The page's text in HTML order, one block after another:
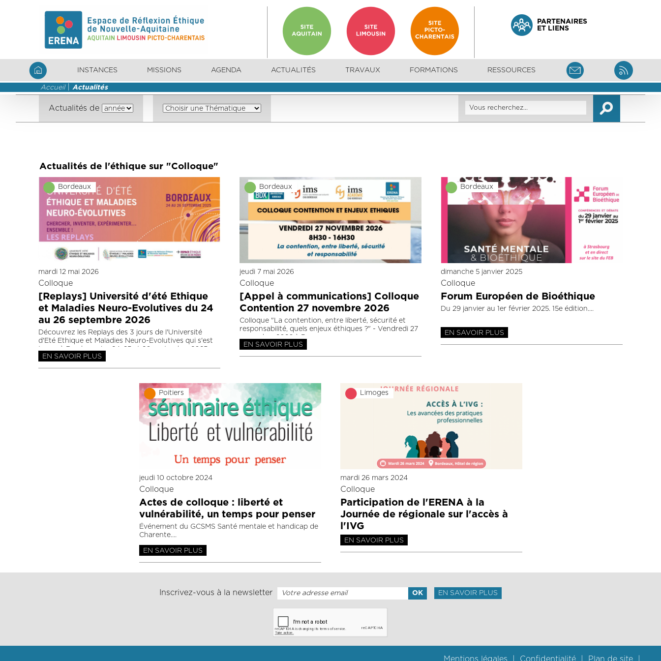
PARTENAIRES
ET LIENS
INSTANCES MISSIONS AGENDA ACTUALITÉS TRAVAUX FORMATIONS RESSOURCES
Accueil Actualités
Actualités de
Actualités de l'éthique sur "Colloque"
Bordeaux
mardi 12 mai 2026
Colloque
[Replays] Université d'été Ethique
et Maladies Neuro-Evolutives du 24
au 26 septembre 2026
Découvrez les Replays des 3 jours de l'Université
d'Eté Ethique et Maladies Neuro-Evolutives qui s'est
tenue à Bordeaux les 24, 25 et 26 septembre 2025,
sur le thème de la recherche.
EN SAVOIR PLUS
Bordeaux
jeudi 7 mai 2026
Colloque
[Appel à communications] Colloque
Contention 27 novembre 2026
Colloque "La contention, entre liberté, sécurité et
responsabilité, quels enjeux éthiques ?" - Vendredi 27
novembre 2026 à Pessac.
EN SAVOIR PLUS
Bordeaux
dimanche 5 janvier 2025
Colloque
Forum Européen de Bioéthique
Du 29 janvier au 1er février 2025. 15e édition.
EN SAVOIR PLUS
Poitiers
jeudi 10 octobre 2024
Colloque
Actes de colloque : liberté et
vulnérabilité, un temps pour penser
Événement du GCSMS Santé mentale et handicap de
Charente.
EN SAVOIR PLUS
Limoges
mardi 26 mars 2024
Colloque
Participation de l'ERENA à la
Journée de régionale sur l'accès à
l'IVG
EN SAVOIR PLUS
Inscrivez-vous à la newsletter EN SAVOIR PLUS
Mentions légales Confidentialité Plan de site